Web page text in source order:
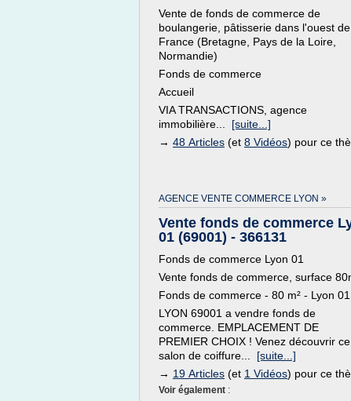
Vente de fonds de commerce de
boulangerie, pâtisserie dans l'ouest
France (Bretagne, Pays de la Loire,
Normandie)
Fonds de commerce
Accueil
VIA TRANSACTIONS, agence
immobilière... [suite...]
→ 48 Articles (et 8 Vidéos) pour ce
AGENCE VENTE COMMERCE LYON »
Vente fonds de commerce
01 (69001) - 366131
Fonds de commerce Lyon 01
Vente fonds de commerce, surface
Fonds de commerce - 80 m² - Lyon 01
LYON 69001 a vendre fonds de
commerce. EMPLACEMENT DE
PREMIER CHOIX ! Venez découvrir ce
salon de coiffure... [suite...]
→ 19 Articles (et 1 Vidéos) pour ce
Voir également :